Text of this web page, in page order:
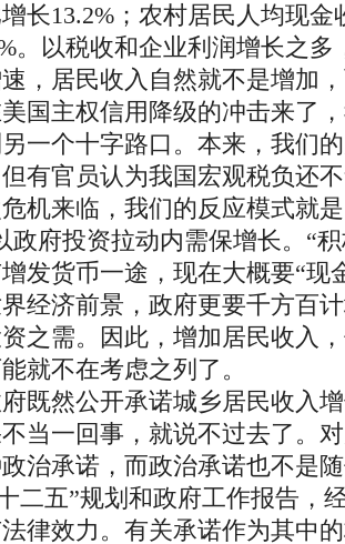
长13.2%；农村居民人均现金
。以税收和企业利润增长之
速，居民收入自然就不是增加
主权信用降级的冲击来了，
一个十字路口。本来，我们
有官员认为我国宏观税负还
机来临，我们的反应模式就
政府投资拉动内需保增长。“
发货币一途，现在大概要“现
经济前景，政府更要千方百
之需。因此，增加居民收入
就不在考虑之列了。
然公开承诺城乡居民收入增
当一回事，就说不过去了。
治承诺，而政治承诺也不是
二五”规划和政府工作报告，
律效力。有关承诺作为其中